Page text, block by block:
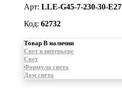
Арт: LLE-G45-7-230-30-E27
Код: 62732
Товар В наличии
Свет в интерьере
Свет
Формула света
Дом света